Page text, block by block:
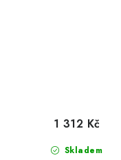
Skladem
1 312 Kč